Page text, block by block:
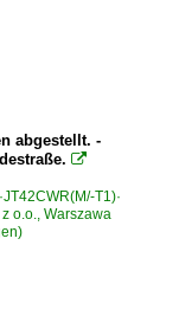
abgestellt. -

T1)·
z o.o., Warszawa